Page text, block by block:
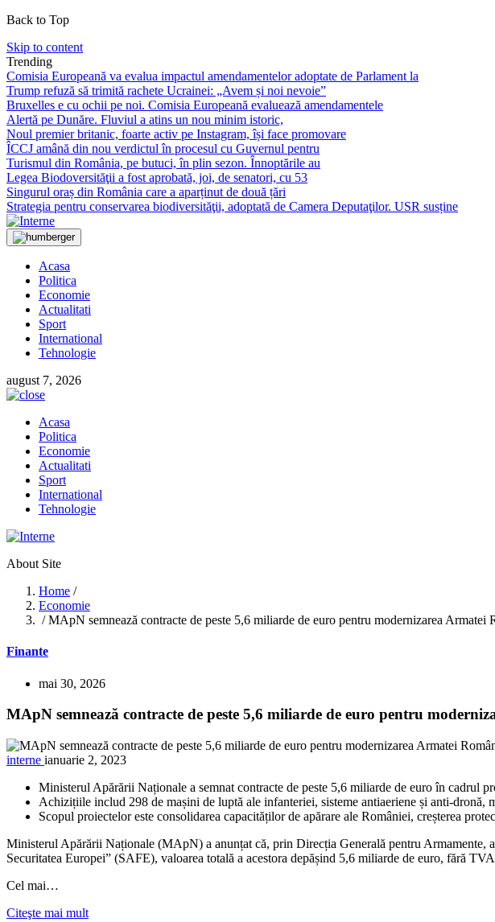
Back to Top
Skip to content
Trending
Comisia Europeană va evalua impactul amendamentelor adoptate de Parlament la
Trump refuză să trimită rachete Ucrainei: „Avem și noi nevoie”
Bruxelles e cu ochii pe noi. Comisia Europeană evaluează amendamentele
Alertă pe Dunăre. Fluviul a atins un nou minim istoric,
Noul premier britanic, foarte activ pe Instagram, își face promovare
ÎCCJ amână din nou verdictul în procesul cu Guvernul pentru
Turismul din România, pe butuci, în plin sezon. Înnoptările au
Legea Biodoversităţii a fost aprobată, joi, de senatori, cu 53
Singurul oraș din România care a aparținut de două țări
Strategia pentru conservarea biodiversităţii, adoptată de Camera Deputaţilor. USR susține
Acasa
Politica
Economie
Actualitati
Sport
International
Tehnologie
august 7, 2026
Acasa
Politica
Economie
Actualitati
Sport
International
Tehnologie
About Site
Home /
Economie
/ MApN semnează contracte de peste 5,6 miliarde de euro pentru modernizarea
Finante
mai 30, 2026
MApN semnează contracte de peste 5,6 miliarde de euro pentru
interne ianuarie 2, 2023
Ministerul Apărării Naționale a semnat contracte de peste 5,6 miliarde de euro în cadrul
Achizițiile includ 298 de mașini de luptă ale infanteriei, sisteme antiaeriene și anti-
Scopul proiectelor este consolidarea capacităților de apărare ale României, creșterea
Ministerul Apărării Naționale (MApN) a anunțat că, prin Direcția Generală pentru Armamente,
Securitatea Europei” (SAFE), valoarea totală a acestora depășind 5,6 miliarde de euro, fără
Cel mai…
Citeşte mai mult